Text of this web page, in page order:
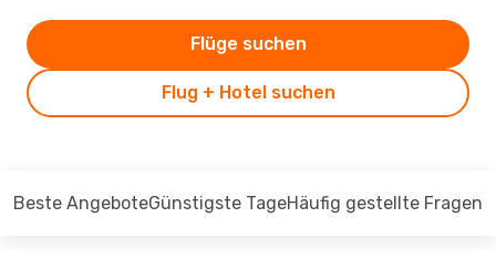
Flug + Hotel suchen
Flüge suchen
Beste AngeboteGünstigste TageHäufig gestellte Fragen